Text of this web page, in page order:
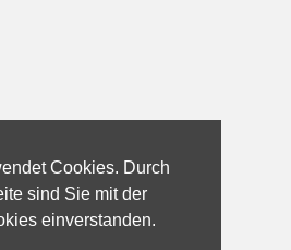
Cookies. Durch
sind Sie mit der
einverstanden.